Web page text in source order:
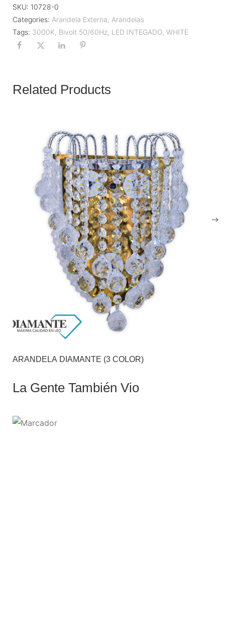
SKU: 10728-0
Categories: Arandela Externa, Arandelas
Tags: 3000K, Bivolt 50/60Hz, LED INTEGADO, WHITE
Related Products
ARANDELA DIAMANTE (3 COLOR)
La Gente También Vio